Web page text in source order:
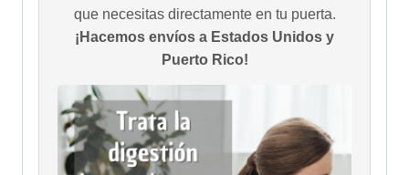
que necesitas directamente en tu puerta.
¡Hacemos envíos a Estados Unidos y
Puerto Rico!